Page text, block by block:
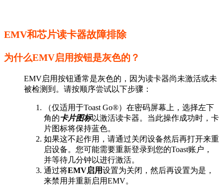
EMV和芯片读卡器故障排除
为什么EMV启用按钮是灰色的？
EMV启用按钮通常是灰色的，因为读卡器尚未激活或未
被检测到。请按顺序尝试以下步骤：
（仅适用于Toast Go®）在密码屏幕上，选择左下
角的卡片图标以激活读卡器。当此操作成功时，卡
片图标将保持蓝色。
如果这不起作用，请通过关闭设备然后再打开来重
启设备。您可能需要重新登录到您的Toast账户，
并等待几分钟以进行激活。
通过将EMV启用设置为关闭，然后再设置为是，
来禁用并重新启用EMV。